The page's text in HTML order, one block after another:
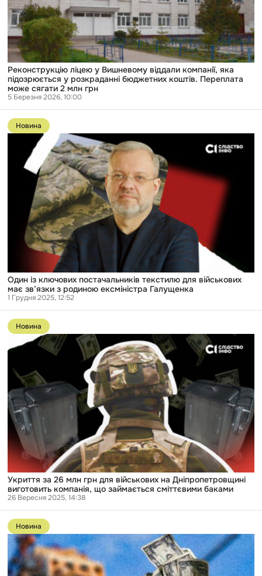
підозрюється
розкраданні
бюджетних
коштів.
Переплата
може
сягати
млн
Реконструкцію ліцею у Вишневому віддали компанії, яка
підозрюється у розкраданні бюджетних коштів. Переплата
може сягати 2 млн грн
5 Березня 2026, 10:00
Перейти
до
публікації
ключових
постачальників
текстилю
військових
зв’язки
родиною
ексміністра
Галущенка
Новина
Один із ключових постачальників текстилю для військових
має зв’язки з родиною ексміністра Галущенка
1 Грудня 2025, 12:52
Перейти
до
публікації
Укриття
за
млн
для
військових
на
Дніпропетровщині
виготовить
компанія,
що
займається
сміттєвими
баками
Новина
Укриття за 26 млн грн для військових на Дніпропетровщині
виготовить компанія, що займається сміттєвими баками
26 Вересня 2025, 14:38
Перейти
до
публікації
Дніпрі
знову
хотіли
Новина